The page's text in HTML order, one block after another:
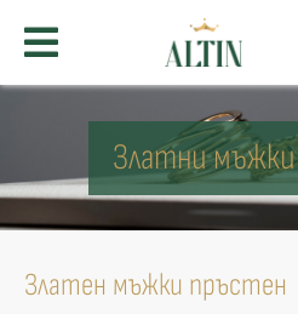
Златни
Златен мъжки пръстен